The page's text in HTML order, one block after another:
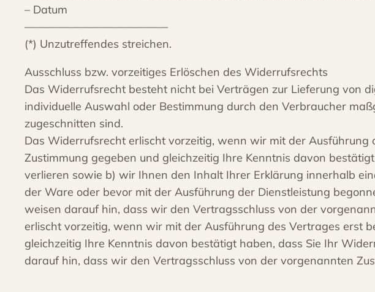
– Datum
—————————————
(*) Unzutreffendes streichen.
Ausschluss bzw. vorzeitiges Erlöschen des Widerrufsrechts
Das Widerrufsrecht besteht nicht bei Verträgen zur Lieferung von
individuelle Auswahl oder Bestimmung durch den Verbraucher
zugeschnitten sind.
Das Widerrufsrecht erlischt vorzeitig, wenn wir mit der
Zustimmung gegeben und gleichzeitig Ihre Kenntnis davon
verlieren sowie b) wir Ihnen den Inhalt Ihrer Erklärung innerhalb
der Ware oder bevor mit der Ausführung der Dienstleistung
weisen darauf hin, dass wir den Vertragsschluss von der
erlischt vorzeitig, wenn wir mit der Ausführung des Vertrages erst
gleichzeitig Ihre Kenntnis davon bestätigt haben, dass Sie Ihr
darauf hin, dass wir den Vertragsschluss von der vorgenannten